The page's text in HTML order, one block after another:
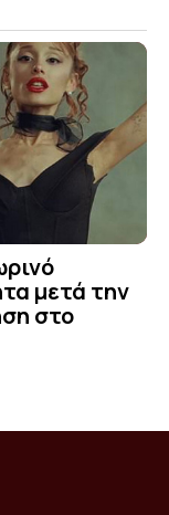
μετά την
στο